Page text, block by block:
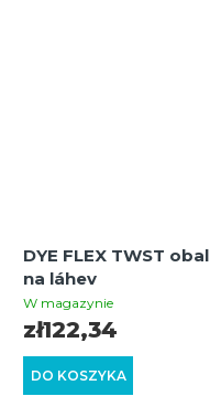
DYE FLEX TWST obal
na láhev
W magazynie
DO KOSZYKA
zł122,34